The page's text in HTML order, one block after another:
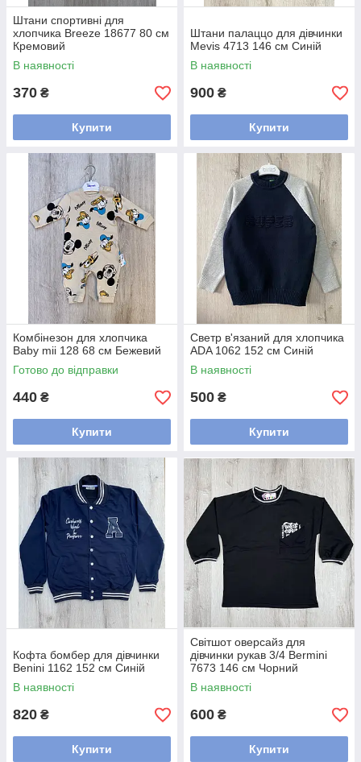
Штани спортивні для
хлопчика Breeze 18677 80 см
Кремовий
В наявності
370 ₴
Купити
Штани палаццо для дівчинки
Mevis 4713 146 см Синій
В наявності
900 ₴
Купити
Комбінезон для хлопчика
Baby mii 128 68 см Бежевий
Готово до відправки
440 ₴
Купити
Светр в'язаний для хлопчика
ADA 1062 152 см Синій
В наявності
500 ₴
Купити
Кофта бомбер для дівчинки
Benini 1162 152 см Синій
В наявності
820 ₴
Купити
Світшот оверсайз для
дівчинки рукав 3/4 Bermini
7673 146 см Чорний
В наявності
600 ₴
Купити